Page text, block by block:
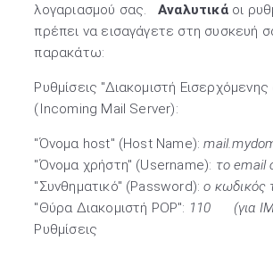
λογαριασμού σας.Αναλυτικάοι
πρέπει να εισαγάγετε στη συσκευή
παρακάτω:
Ρυθμίσεις "Διακομιστή
(Incoming Mail Server):
"Όνομα host" (Host Name):
"Όνομα χρήστη" (Username): το email
"Συνθηματικό" (Password):ο κωδικός
"Θύρα Διακομιστή POP": 110 (για
Ρυθμίσεις